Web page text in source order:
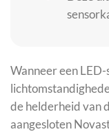
Wanneer een
de helderheid van
aangesloten